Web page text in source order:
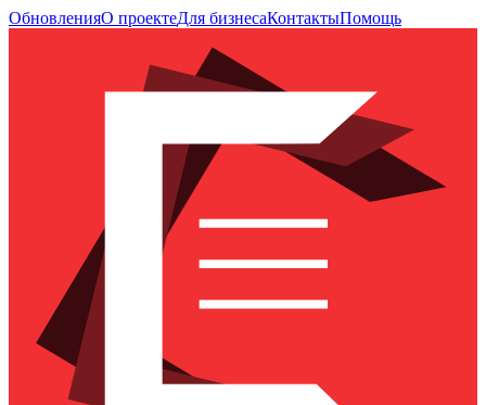
ОбновленияО проектеДля бизнесаКонтактыПомощь